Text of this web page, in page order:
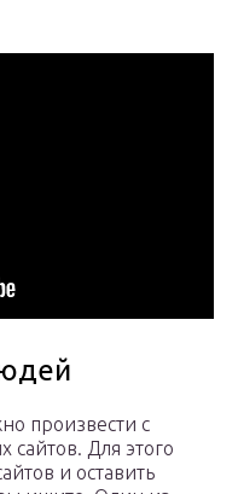
произвести с
Для этого
и оставить